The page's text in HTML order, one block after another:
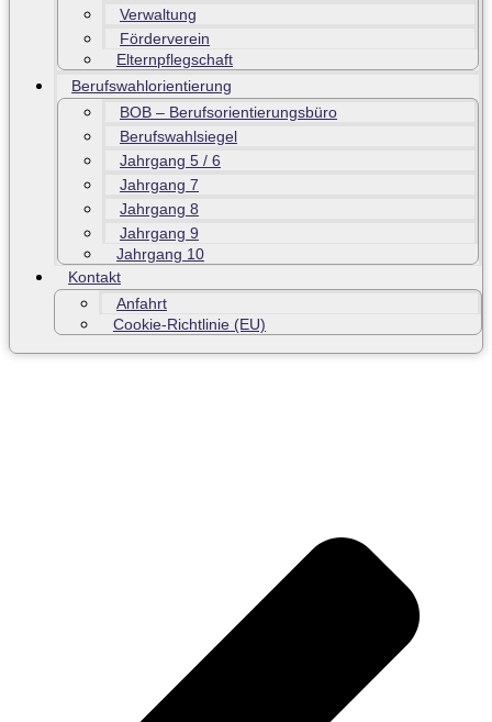
Verwaltung
Förderverein
Elternpflegschaft
Berufswahlorientierung
BOB – Berufsorientierungsbüro
Berufswahlsiegel
Jahrgang 5 / 6
Jahrgang 7
Jahrgang 8
Jahrgang 9
Jahrgang 10
Kontakt
Anfahrt
Cookie-Richtlinie (EU)